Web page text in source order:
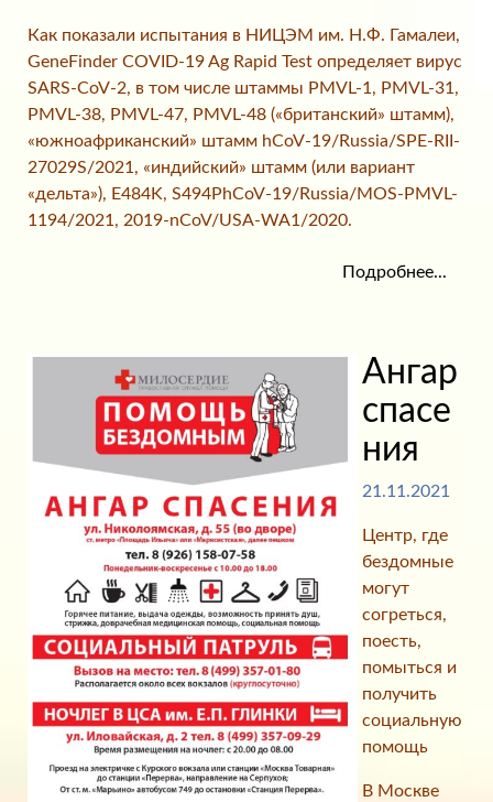
Как показали испытания в НИЦЭМ им. Н.Ф. Гамалеи,
GeneFinder COVID-19 Ag Rapid Test определяет вирус
SARS-CoV-2, в том числе штаммы PMVL-1, PMVL-31,
PMVL-38, PMVL-47, PMVL-48 («британский» штамм),
«южноафриканский» штамм hCoV-19/Russia/SPE-RII-
27029S/2021, «индийский» штамм (или вариант
«дельта»), E484K, S494PhCoV-19/Russia/MOS-PMVL-
1194/2021, 2019-nCoV/USA-WA1/2020.
Подробнее...
Ангар
спасе
ния
21.11.2021
Центр, где
бездомные
могут
согреться,
поесть,
помыться и
получить
социальную
помощь
В Москве